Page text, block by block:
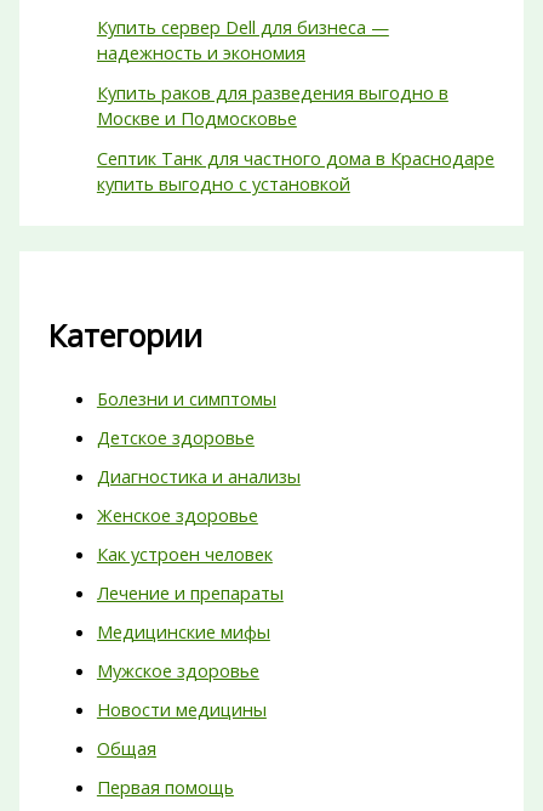
Купить сервер Dell для бизнеса —
надежность и экономия
Купить раков для разведения выгодно в
Москве и Подмосковье
Септик Танк для частного дома в Краснодаре
купить выгодно с установкой
Категории
Болезни и симптомы
Детское здоровье
Диагностика и анализы
Женское здоровье
Как устроен человек
Лечение и препараты
Медицинские мифы
Мужское здоровье
Новости медицины
Общая
Первая помощь